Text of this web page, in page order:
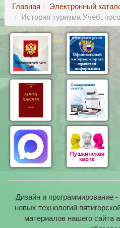
Главная
Электронный
История туризма Учеб.
Дизайн и программирование
новых технологий
материалов нашего сайта